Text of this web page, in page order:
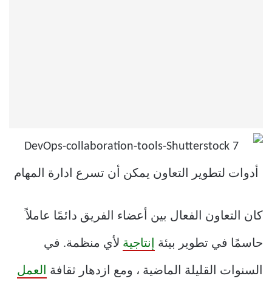
كان التعاون الفعال بين أعضاء الفريق دائمًا عاملاً
حاسمًا في تطوير بيئة إنتاجية لأي منظمة. في
السنوات القليلة الماضية ، ومع ازدهار ثقافة العمل